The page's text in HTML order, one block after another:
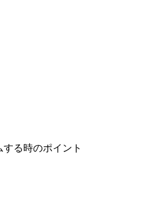
る時のポイント